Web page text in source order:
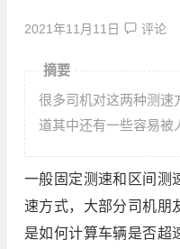
2021年11月11日 评论
摘要
很多司机对这两种测速
道其中还有一些容易被
一般固定测速和区间测
速方式，大部分司机朋
是如何计算车辆是否超